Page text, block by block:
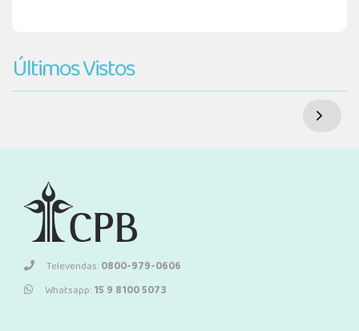
Últimos Vistos
Televendas:0800-979-0606
Whatsapp:15 9 8100 5073